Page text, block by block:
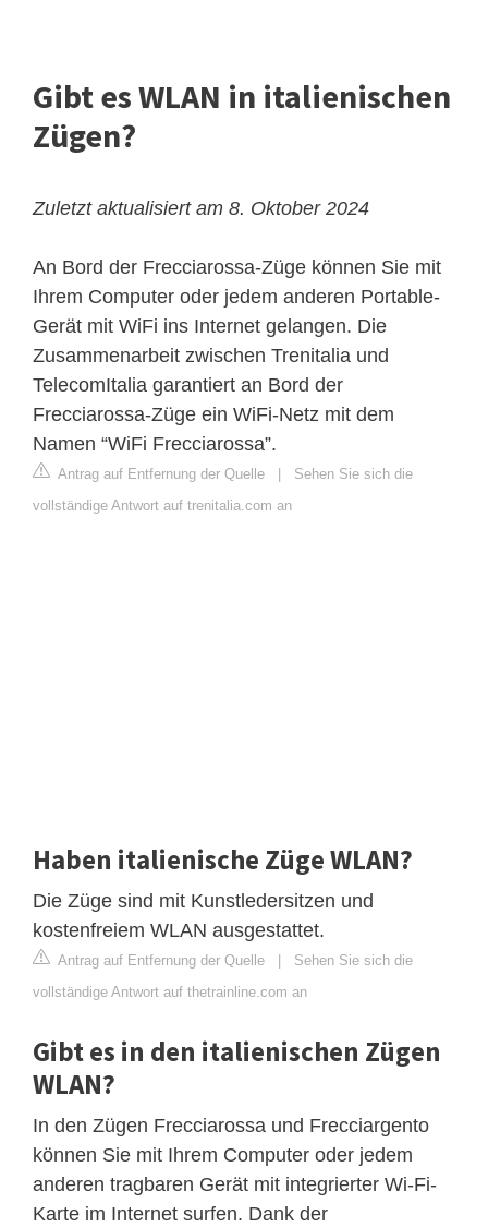
Gibt es WLAN in italienischen
Zügen?
Zuletzt aktualisiert am 8. Oktober 2024
An Bord der Frecciarossa-Züge können Sie mit
Ihrem Computer oder jedem anderen Portable-
Gerät mit WiFi ins Internet gelangen. Die
Zusammenarbeit zwischen Trenitalia und
TelecomItalia garantiert an Bord der
Frecciarossa-Züge ein WiFi-Netz mit dem
Namen “WiFi Frecciarossa”.
Antrag auf Entfernung der Quelle
Sehen Sie sich die
vollständige Antwort auf trenitalia.com an
Haben italienische Züge WLAN?
Die Züge sind mit Kunstledersitzen und
kostenfreiem WLAN ausgestattet.
Antrag auf Entfernung der Quelle
Sehen Sie sich die
vollständige Antwort auf thetrainline.com an
Gibt es in den italienischen Zügen
WLAN?
In den Zügen Frecciarossa und Frecciargento
können Sie mit Ihrem Computer oder jedem
anderen tragbaren Gerät mit integrierter Wi-Fi-
Karte im Internet surfen. Dank der